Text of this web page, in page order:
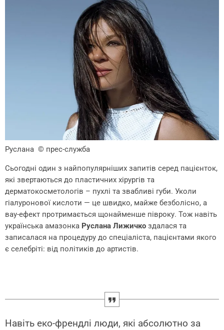
Руслана © прес-служба
Сьогодні один з найпопулярніших запитів серед пацієнток,
які звертаються до пластичних хірургів та
дерматокосметологів – пухлі та звабливі губи. Уколи
гіалуронової кислоти — це швидко, майже безболісно, а
вау-ефект протримається щонайменше півроку. Тож навіть
українська амазонка Руслана Лижичко здалася та
записалася на процедуру до спеціаліста, пацієнтами якого
є селебріті: від політиків до артистів.
Навіть еко-френдлі люди, які абсолютно за